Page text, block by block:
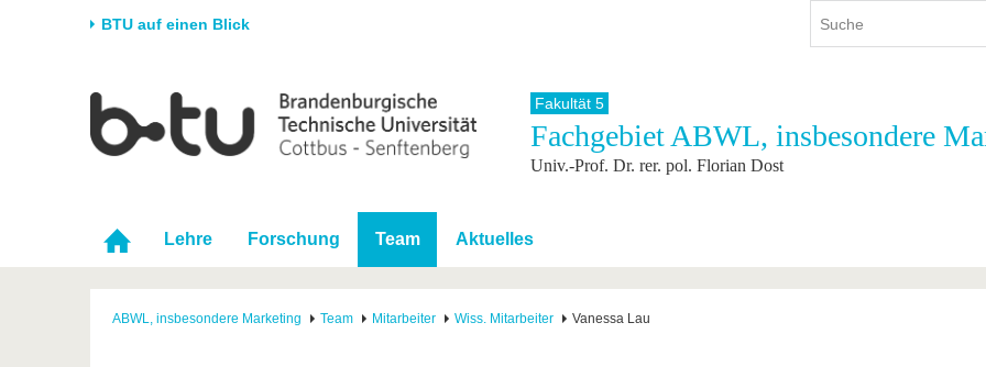
BTU auf einen Blick
Universität
Karriere & Engagement
Partnerschaften &
Strukturwandel
Forschung
Förderung
Wissenschaftlicher
Nachwuchs
Studium
Studienangebot
Im Studium
Nach dem Studium
International
Internationales Profil
Für internationale
Studierende
Weiterbildung
Fakultät 5
Fachgebiet ABWL, insbesondere
Univ.-Prof. Dr. rer. pol. Florian Dost
Lehre Forschung Team Aktuelles
ABWL, insbesondere Marketing Team Mitarbeiter Wiss. Mitarbeiter Vanessa Lau